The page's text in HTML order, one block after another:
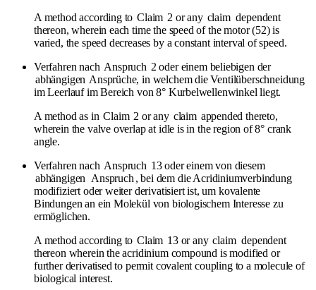
A method according to Claim 2 or any claim dependent
thereon, wherein each time the speed of the motor (52) is
varied, the speed decreases by a constant interval of speed.
Verfahren nach Anspruch 2 oder einem beliebigen der
abhängigen Ansprüche, in welchem die Ventilüberschneidung
im Leerlauf im Bereich von 8° Kurbelwellenwinkel liegt.
A method as in Claim 2 or any claim appended thereto,
wherein the valve overlap at idle is in the region of 8° crank
angle.
Verfahren nach Anspruch 13 oder einem von diesem
abhängigen Anspruch , bei dem die Acridiniumverbindung
modifiziert oder weiter derivatisiert ist, um kovalente
Bindungen an ein Molekül von biologischem Interesse zu
ermöglichen.
A method according to Claim 13 or any claim dependent
thereon wherein the acridinium compound is modified or
further derivatised to permit covalent coupling to a molecule of
biological interest.